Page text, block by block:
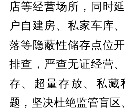
店等经营场所，同时
户自建房、私家车库
落等隐蔽性储存点位
排查，严查无证经营
存、超量存放、私藏
题，坚决杜绝监管盲区